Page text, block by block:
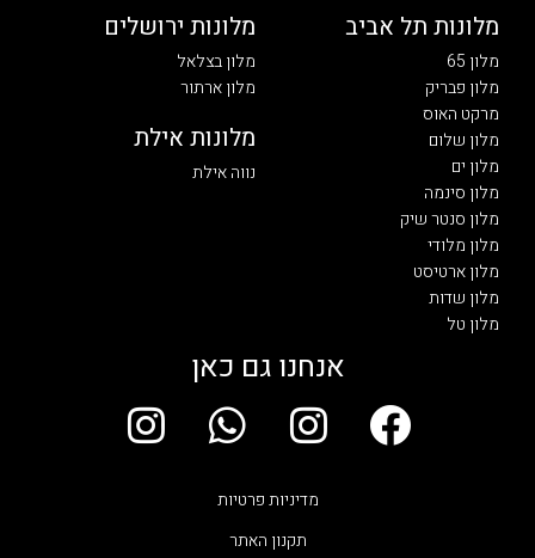
מלונות תל אביב
מלון 65
מלון פבריק
מרקט האוס
מלון שלום
מלון ים
מלון סינמה
מלון סנטר שיק
מלון מלודי
מלון ארטיסט
מלון שדות
מלון טל
מלונות ירושלים
מלון בצלאל
מלון ארתור
מלונות אילת
נווה אילת
אנחנו גם כאן
F
a
I
n
s
t
W
h
a
I
n
מדיניות פרטיות
תקנון האתר